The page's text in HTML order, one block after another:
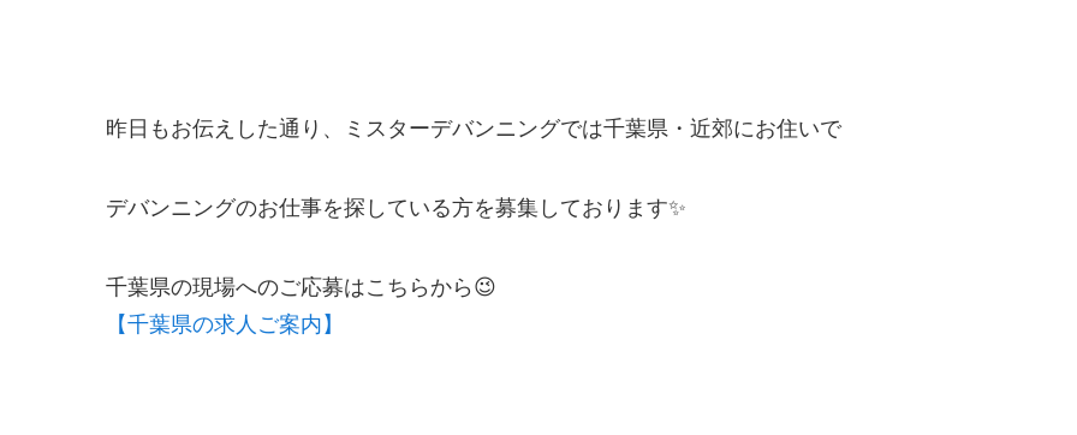
昨日もお伝えした通り、ミスターデバンニングでは千葉県・近郊にお住いで
デバンニングのお仕事を探している方を募集しております✨
千葉県の現場へのご応募はこちらから😉
【千葉県の求人ご案内】